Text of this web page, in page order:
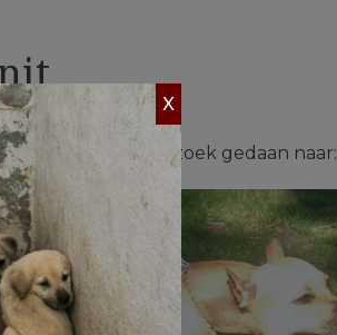
andere onderzoek gedaan naar:
X